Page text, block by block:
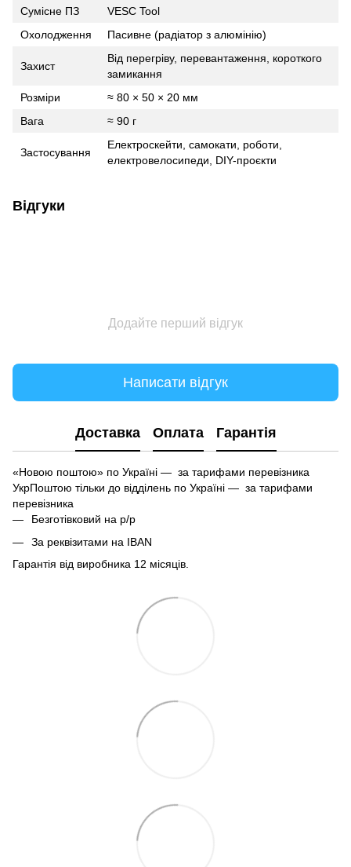
Сумісне ПЗ
VESC Tool
Охолодження
Пасивне (радіатор з алюмінію)
Захист
Від перегріву, перевантаження, короткого
замикання
Розміри
≈ 80 × 50 × 20 мм
Вага
≈ 90 г
Застосування
Електроскейти, самокати, роботи,
електровелосипеди, DIY-проєкти
Відгуки
Додайте перший відгук
Написати відгук
Доставка Оплата Гарантія
«Новою поштою» по Україні — за тарифами перевізника
УкрПоштою тільки до відділень по Україні — за тарифами
перевізника
Безготівковий на р/р
За реквізитами на IBAN
Гарантія від виробника 12 місяців.